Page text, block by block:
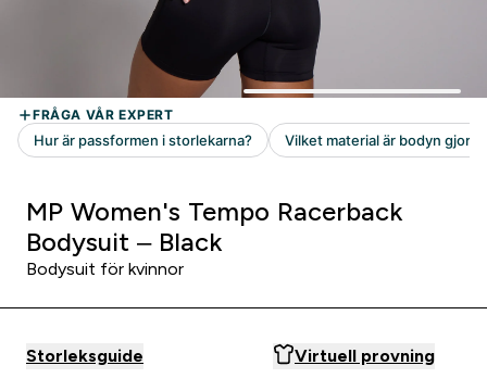
MP Women's Tempo Racerback
Bodysuit – Black
Bodysuit för kvinnor
Storleksguide Virtuell provning